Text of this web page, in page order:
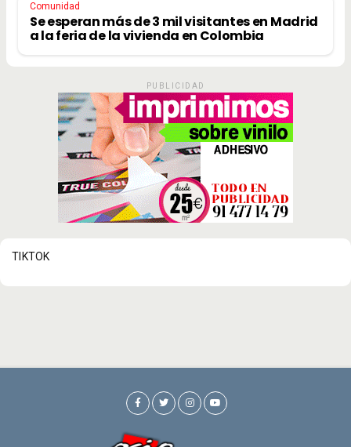
Comunidad
Se esperan más de 3 mil visitantes en Madrid
a la feria de la vivienda en Colombia
PUBLICIDAD
TIKTOK